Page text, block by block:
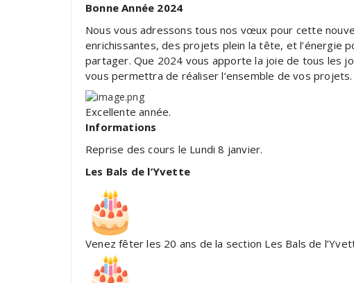
Bonne Année 2024
Nous vous adressons tous nos vœux pour cette
enrichissantes, des projets plein la tête, et l’énergie
partager. Que 2024 vous apporte la joie de tous les
vous permettra de réaliser l’ensemble de vos projets.
Excellente année.
Informations
Reprise des cours le Lundi 8 janvier.
Les Bals de l’Yvette
Venez fêter les 20 ans de la section Les Bals de